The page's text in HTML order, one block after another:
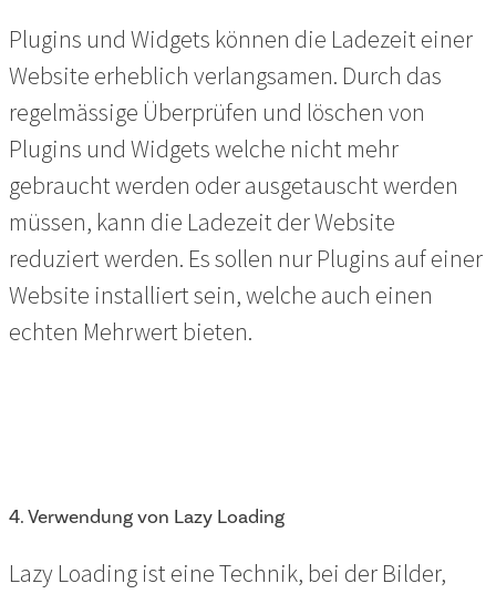
Plugins und Widgets können die Ladezeit einer
Website erheblich verlangsamen. Durch das
regelmässige Überprüfen und löschen von
Plugins und Widgets welche nicht mehr
gebraucht werden oder ausgetauscht werden
müssen, kann die Ladezeit der Website
reduziert werden. Es sollen nur Plugins auf einer
Website installiert sein, welche auch einen
echten Mehrwert bieten.
4. Verwendung von Lazy Loading
Lazy Loading ist eine Technik, bei der Bilder,